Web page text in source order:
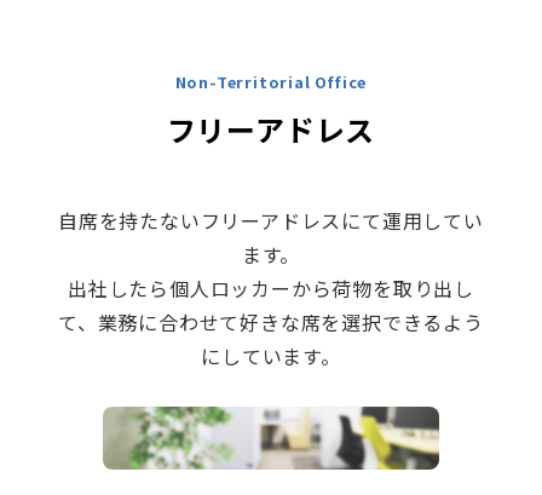
Non-Territorial Office
フリーアドレス
自席を持たないフリーアドレスにて運用してい
ます。
出社したら個人ロッカーから荷物を取り出し
て、業務に合わせて好きな席を選択できるよう
にしています。